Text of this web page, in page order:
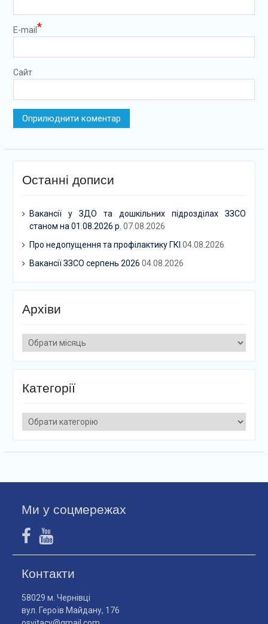
E-mail *
Сайт
Останні дописи
Вакансії у ЗДО та дошкільних підрозділах ЗЗСО
станом на 01.08.2026 р. 07.08.2026
Про недопущення та профілактику ГКІ 04.08.2026
Вакансії ЗЗСО серпень 2026 04.08.2026
Архіви
Архіви
Категорії
Категорії
Ми у соцмережах
Контакти
58029 м. Чернівці
вул. Героїв Майдану, 176